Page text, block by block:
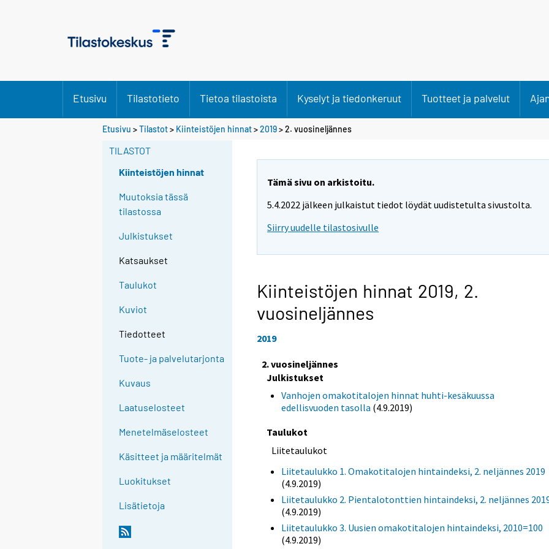
Etusivu Tilastotieto Tietoa tilastoista Kyselyt ja tiedonkeruut Tuotteet ja palvelut
Etusivu >Tilastot> Kiinteistöjen hinnat>2019>2. vuosineljännes
TILASTOT
Kiinteistöjen hinnat
Muutoksia tässä
tilastossa
Julkistukset
Katsaukset
Taulukot
Kuviot
Tiedotteet
Tuote- ja palvelutarjonta
Kuvaus
Laatuselosteet
Menetelmäselosteet
Käsitteet ja määritelmät
Luokitukset
Lisätietoja
Tämä sivu on arkistoitu.
5.4.2022 jälkeen julkaistut tiedot löydät uudistetulta sivustolta.
Siirry uudelle tilastosivulle
Kiinteistöjen hinnat 2019, 2.
vuosineljännes
2019
2. vuosineljännes
Julkistukset
Vanhojen omakotitalojen hinnat huhti-kesäkuussa
edellisvuoden tasolla (4.9.2019)
Taulukot
Liitetaulukot
Liitetaulukko 1. Omakotitalojen hintaindeksi, 2. neljännes 2019
(4.9.2019)
Liitetaulukko 2. Pientalotonttien hintaindeksi, 2. neljännes
(4.9.2019)
Liitetaulukko 3. Uusien omakotitalojen hintaindeksi, 2010=100
(4.9.2019)